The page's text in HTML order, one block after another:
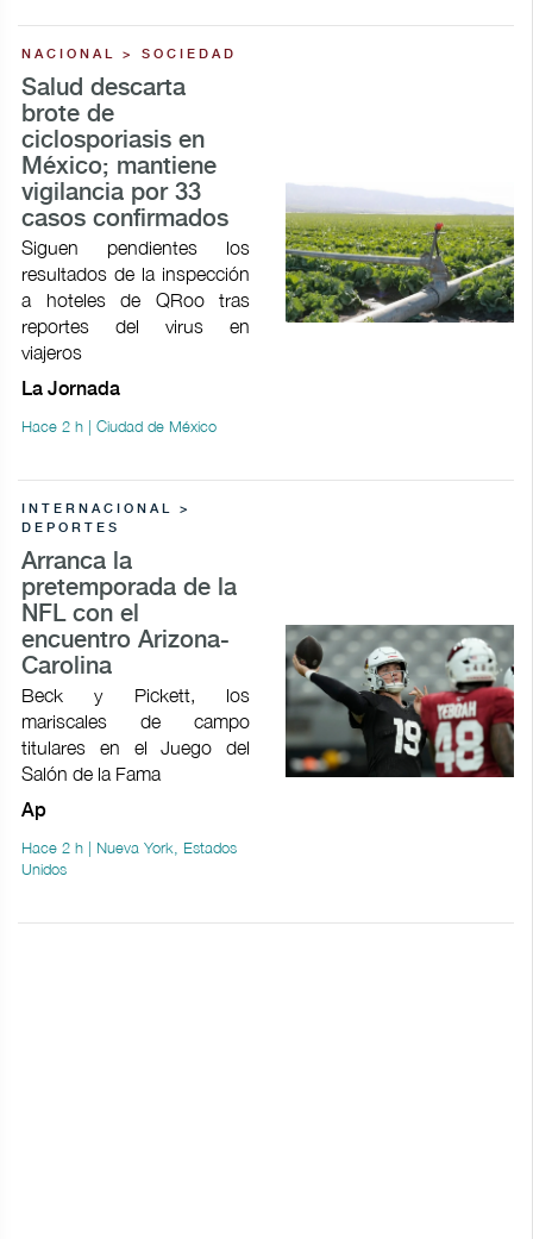
NACIONAL > SOCIEDAD
Salud descarta
brote de
ciclosporiasis en
México; mantiene
vigilancia por 33
casos confirmados
Siguen pendientes los
resultados de la inspección
a hoteles de QRoo tras
reportes del virus en
viajeros
La Jornada
Hace 2 h | Ciudad de México
INTERNACIONAL >
DEPORTES
Arranca la
pretemporada de la
NFL con el
encuentro Arizona-
Carolina
Beck y Pickett, los
mariscales de campo
titulares en el Juego del
Salón de la Fama
Ap
Hace 2 h | Nueva York, Estados
Unidos